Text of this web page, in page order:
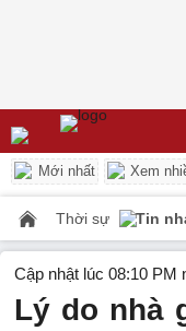
Mới nhất Xem
Thời sự Tin
Cập nhật lúc 08:10 PM
Lý do nhà